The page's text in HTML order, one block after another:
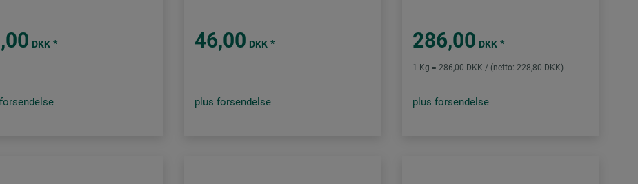
DKK * 46,00 DKK *
plus forsendelse
286,00 DKK *
1 Kg = 286,00 DKK / (netto: 228,80 DKK)
plus forsendelse